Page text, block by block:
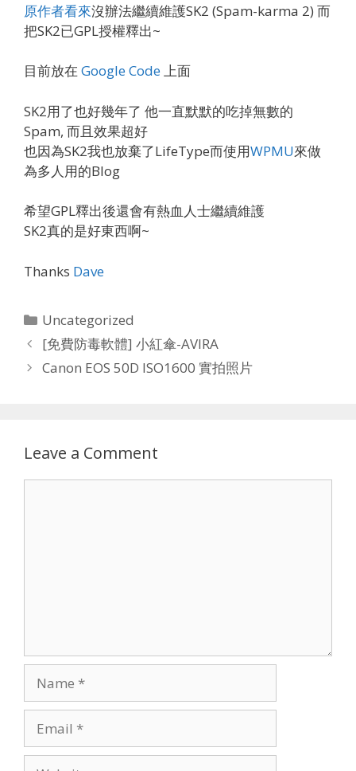
原作者看來沒辦法繼續維護SK2 (Spam-karma 2) 而
把SK2已GPL授權釋出~
目前放在 Google Code上面
SK2用了也好幾年了 他一直默默的吃掉無數的
Spam, 而且效果超好
也因為SK2我也放棄了LifeType而使用WPMU來做
為多人用的Blog
希望GPL釋出後還會有熱血人士繼續維護
SK2真的是好東西啊~
Thanks Dave
Categories
Uncategorized
[免費防毒軟體] 小紅傘-AVIRA
Canon EOS 50D ISO1600 實拍照片
Leave a Comment